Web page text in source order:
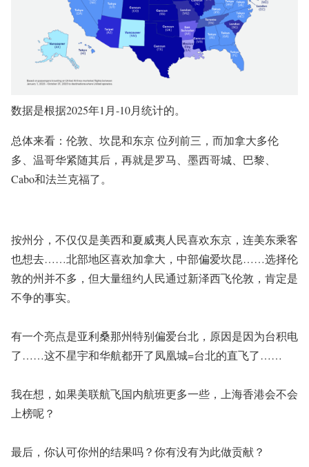
数据是根据2025年1月-10月统计的。
总体来看：伦敦、坎昆和东京 位列前三，而加拿大多伦
多、温哥华紧随其后，再就是罗马、墨西哥城、巴黎、
Cabo和法兰克福了。
按州分，不仅仅是美西和夏威夷人民喜欢东京，连美东乘客
也想去……北部地区喜欢加拿大，中部偏爱坎昆……选择伦
敦的州并不多，但大量纽约人民通过新泽西飞伦敦，肯定是
不争的事实。
有一个亮点是亚利桑那州特别偏爱台北，原因是因为台积电
了……这不星宇和华航都开了凤凰城=台北的直飞了……
我在想，如果美联航飞国内航班更多一些，上海香港会不会
上榜呢？
最后，你认可你州的结果吗？你有没有为此做贡献？